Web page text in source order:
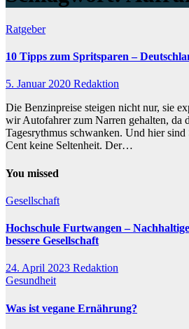
Ratgeber
10 Tipps zum Spritsparen –
5. Januar 2020 Redaktion
Die Benzinpreise steigen nicht nur, sie
wir Autofahrer zum Narren gehalten, da
Tagesrythmus schwanken. Und hier
Cent keine Seltenheit. Der…
You missed
Gesellschaft
Hochschule Furtwangen –
bessere Gesellschaft
24. April 2023 Redaktion
Gesundheit
Was ist vegane Ernährung?